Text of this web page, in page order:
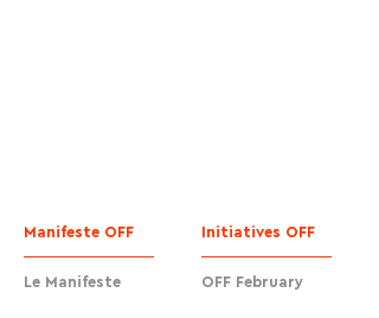
Manifeste OFF
Le Manifeste
Initiatives OFF
OFF February